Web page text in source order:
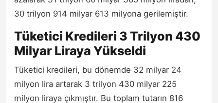
30 trilyon 914 milyar 613 milyona gerilemiştir.
Tüketici Kredileri 3 Trilyon 430
Milyar Liraya Yükseldi
Tüketici kredileri, bu dönemde 32 milyar 24
milyon lira artarak 3 trilyon 430 milyar 225
milyon liraya çıkmıştır. Bu toplam tutarın 816